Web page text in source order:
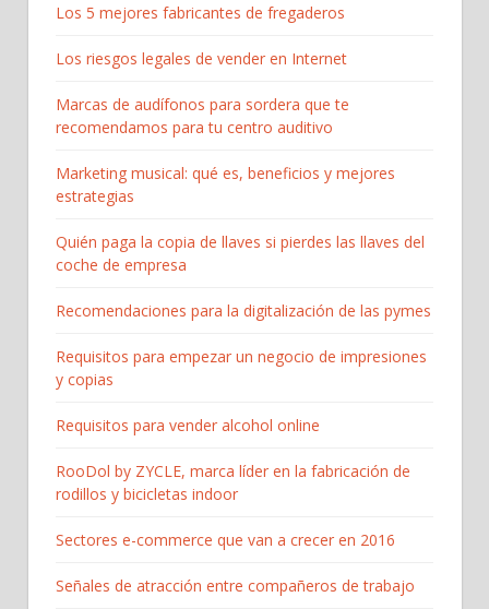
Los 5 mejores fabricantes de fregaderos
Los riesgos legales de vender en Internet
Marcas de audífonos para sordera que te
recomendamos para tu centro auditivo
Marketing musical: qué es, beneficios y mejores
estrategias
Quién paga la copia de llaves si pierdes las llaves del
coche de empresa
Recomendaciones para la digitalización de las pymes
Requisitos para empezar un negocio de impresiones
y copias
Requisitos para vender alcohol online
RooDol by ZYCLE, marca líder en la fabricación de
rodillos y bicicletas indoor
Sectores e-commerce que van a crecer en 2016
Señales de atracción entre compañeros de trabajo